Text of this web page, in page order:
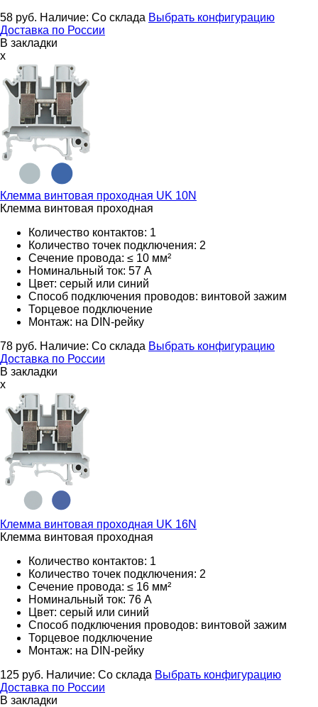
58 руб. Наличие: Со склада Выбрать конфигурацию
Доставка по России
В закладки
x
Клемма винтовая проходная UK 10N
Клемма винтовая проходная
Количество контактов: 1
Количество точек подключения: 2
Сечение провода: ≤ 10 мм²
Номинальный ток: 57 А
Цвет: серый или синий
Способ подключения проводов: винтовой зажим
Торцевое подключение
Монтаж: на DIN-рейку
78 руб. Наличие: Со склада Выбрать конфигурацию
Доставка по России
В закладки
x
Клемма винтовая проходная UK 16N
Клемма винтовая проходная
Количество контактов: 1
Количество точек подключения: 2
Сечение провода: ≤ 16 мм²
Номинальный ток: 76 А
Цвет: серый или синий
Способ подключения проводов: винтовой зажим
Торцевое подключение
Монтаж: на DIN-рейку
125 руб. Наличие: Со склада Выбрать конфигурацию
Доставка по России
В закладки